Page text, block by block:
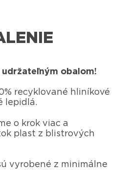
obalom!
recyklované hliníkové
lepidlá.
o krok viac a
plast z blistrových
vyrobené z minimálne